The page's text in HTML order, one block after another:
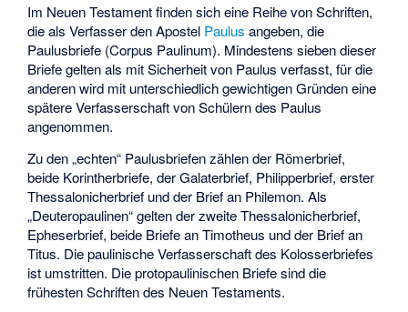
Im Neuen Testament finden sich eine Reihe von Schriften,
die als Verfasser den Apostel Paulus angeben, die
Paulusbriefe (Corpus Paulinum). Mindestens sieben dieser
Briefe gelten als mit Sicherheit von Paulus verfasst, für die
anderen wird mit unterschiedlich gewichtigen Gründen eine
spätere Verfasserschaft von Schülern des Paulus
angenommen.
Zu den „echten“ Paulusbriefen zählen der Römerbrief,
beide Korintherbriefe, der Galaterbrief, Philipperbrief, erster
Thessalonicherbrief und der Brief an Philemon. Als
„Deuteropaulinen“ gelten der zweite Thessalonicherbrief,
Epheserbrief, beide Briefe an Timotheus und der Brief an
Titus. Die paulinische Verfasserschaft des Kolosserbriefes
ist umstritten. Die protopaulinischen Briefe sind die
frühesten Schriften des Neuen Testaments.